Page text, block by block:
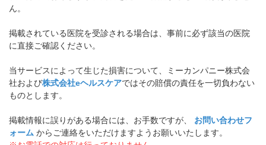
ん。
掲載されている医院を受診される場合は、事前に必ず該当の医院
に直接ご確認ください。
当サービスによって生じた損害について、ミーカンパニー株式会
社および株式会社eヘルスケアではその賠償の責任を一切負わない
ものとします。
掲載情報に誤りがある場合には、お手数ですが、
お問い合わせフ
ォーム からご連絡をいただけますようお願いいたします。